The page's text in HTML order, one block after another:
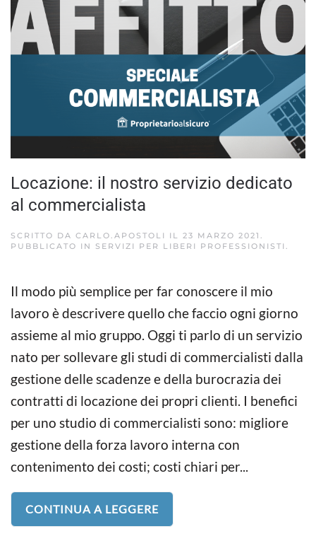
Locazione: il nostro servizio dedicato
al commercialista
SCRITTO DA CARLO.APOSTOLI IL 23 MARZO 2021
PUBBLICATO IN SERVIZI PER LIBERI PROFESSIONISTI
Il modo più semplice per far conoscere il mio
lavoro è descrivere quello che faccio ogni giorno
assieme al mio gruppo. Oggi ti parlo di un servizio
nato per sollevare gli studi di commercialisti dalla
gestione delle scadenze e della burocrazia dei
contratti di locazione dei propri clienti. I benefici
per uno studio di commercialisti sono: migliore
gestione della forza lavoro interna con
contenimento dei costi; costi chiari per...
CONTINUA A LEGGERE